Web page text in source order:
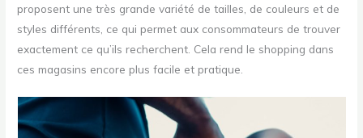
proposent une très grande variété de tailles, de couleurs et de
styles différents, ce qui permet aux consommateurs de trouver
exactement ce qu’ils recherchent. Cela rend le shopping dans
ces magasins encore plus facile et pratique.